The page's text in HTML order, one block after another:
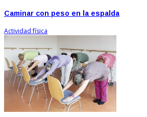
Caminar con peso en la espalda
Actividad física